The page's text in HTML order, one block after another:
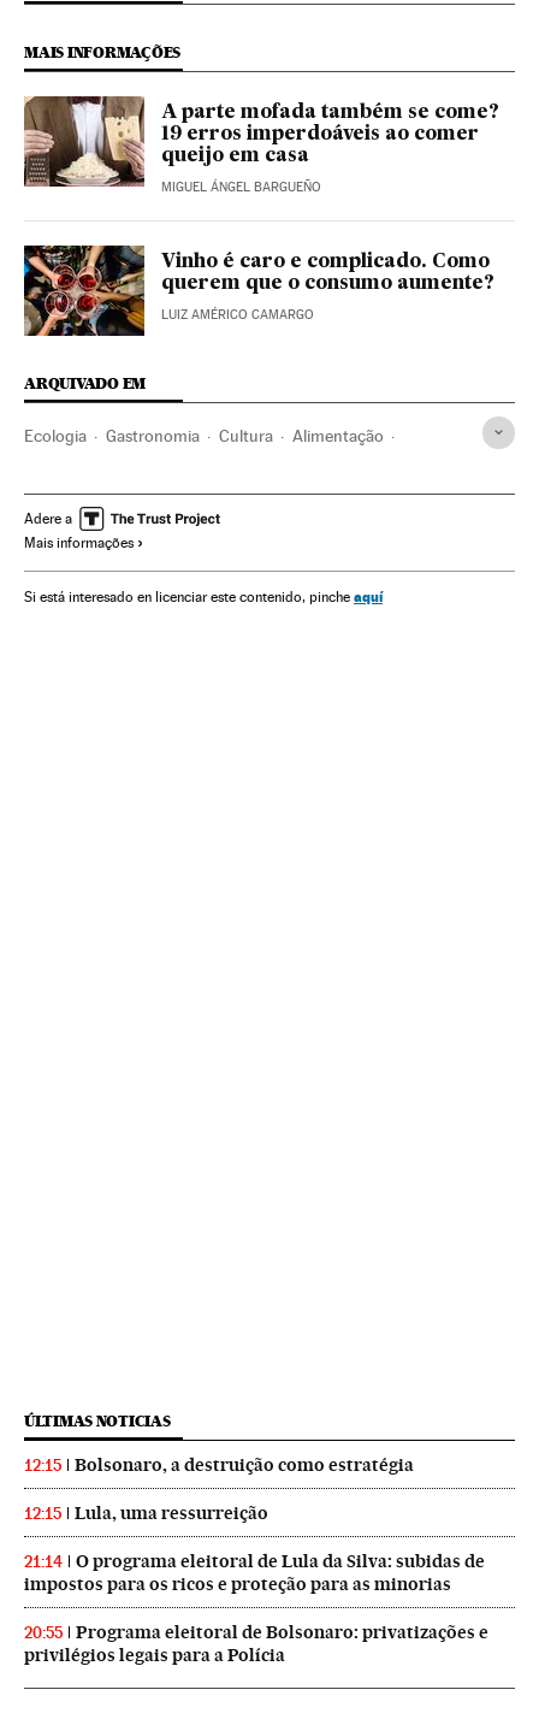
MAIS INFORMAÇÕES
A parte mofada também se come?
19 erros imperdoáveis ao comer
queijo em casa
MIGUEL ÁNGEL BARGUEÑO
Vinho é caro e complicado. Como
querem que o consumo aumente?
LUIZ AMÉRICO CAMARGO
ARQUIVADO EM
Ecologia Gastronomia Cultura Alimentação
Adere a
Mais informações
Si está interesado en licenciar este contenido, pinche aquí
ÚLTIMAS NOTICIAS
12:15 Bolsonaro, a destruição como estratégia
12:15 Lula, uma ressurreição
21:14
O programa eleitoral de Lula da Silva: subidas de
impostos para os ricos e proteção para as minorias
20:55
Programa eleitoral de Bolsonaro: privatizações e
privilégios legais para a Polícia